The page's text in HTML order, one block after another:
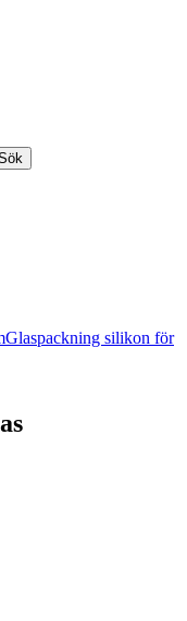
Glaspackning silikon för